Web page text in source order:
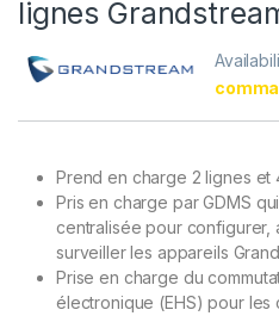
lignes
Prend en charge 2 lignes et
Pris en charge par GDMS
centralisée pour
surveiller les appareils
Prise en charge du
électronique (EHS) pour les